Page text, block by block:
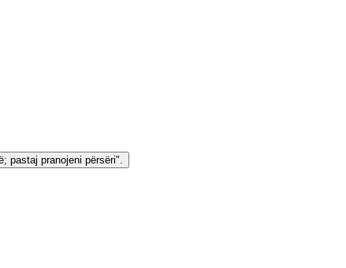
pastaj pranojeni përsëri".